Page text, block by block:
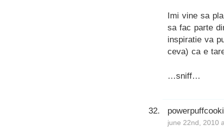
Imi vine sa
sa fac parte
inspiratie va
ceva) ca e
…sniff…
june 22nd, 2010